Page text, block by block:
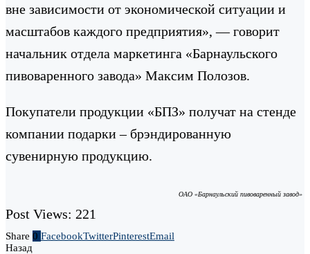
вне зависимости от экономической ситуации и
масштабов каждого предприятия», — говорит
начальник отдела маркетинга «Барнаульского
пивоваренного завода» Максим Полозов.
Покупатели продукции «БПЗ» получат на стенде
компании подарки – брэндированную
сувенирную продукцию.
ОАО «Барнаульский пивоваренный завод»
Post Views: 221
Share 0 FacebookTwitterPinterestEmail
Назад